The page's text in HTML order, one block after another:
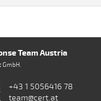
Team Austria
GmbH.
+43 1 5056416 78
team@cert.at